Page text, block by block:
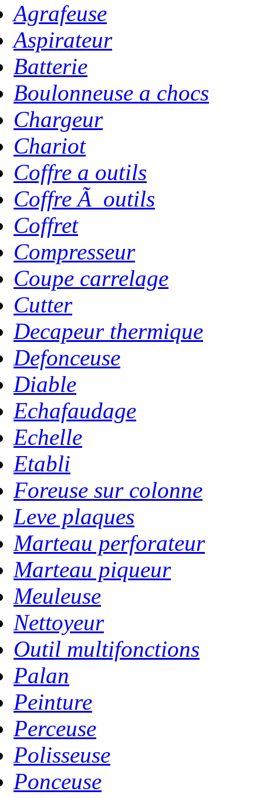
Agrafeuse
Aspirateur
Batterie
Boulonneuse a chocs
Chargeur
Chariot
Coffre a outils
Coffre Ã outils
Coffret
Compresseur
Coupe carrelage
Cutter
Decapeur thermique
Defonceuse
Diable
Echafaudage
Echelle
Etabli
Foreuse sur colonne
Leve plaques
Marteau perforateur
Marteau piqueur
Meuleuse
Nettoyeur
Outil multifonctions
Palan
Peinture
Perceuse
Polisseuse
Ponceuse